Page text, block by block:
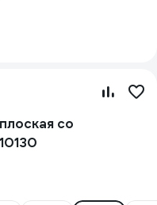
со